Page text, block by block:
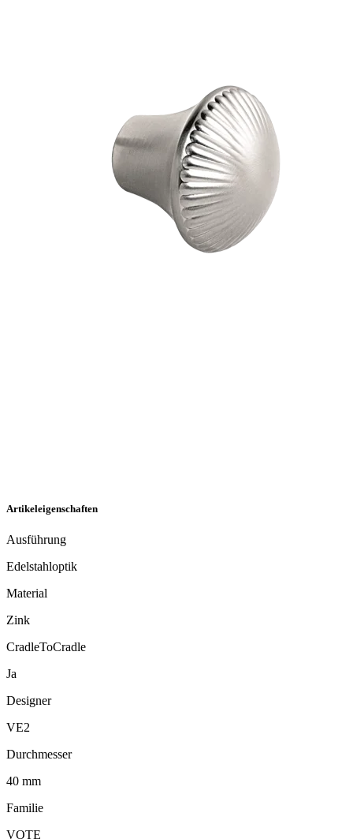
Artikeleigenschaften
Ausführung
Edelstahloptik
Material
Zink
CradleToCradle
Ja
Designer
VE2
Durchmesser
40 mm
Familie
VOTE